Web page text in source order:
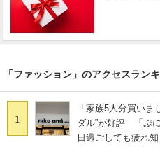
「ファッション」のアクセスラン
1
「家族5人分買い
ダル”が好評 「ぷ
日過ごしても疲れ